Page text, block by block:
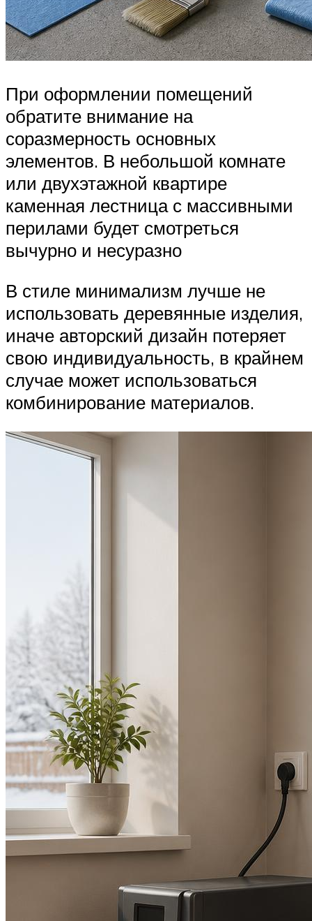
При оформлении помещений
обратите внимание на
соразмерность основных
элементов. В небольшой комнате
или двухэтажной квартире
каменная лестница с массивными
перилами будет смотреться
вычурно и несуразно
В стиле минимализм лучше не
использовать деревянные изделия,
иначе авторский дизайн потеряет
свою индивидуальность, в крайнем
случае может использоваться
комбинирование материалов.